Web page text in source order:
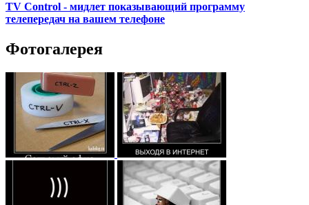
TV Control - мидлет показывающий программу
телепередач на вашем телефоне
Фотогалерея